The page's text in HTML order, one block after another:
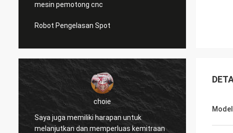
mesin pemotong cnc
Robot Pengelasan Spot
untuk
kemitraan
Daniel
Saya senang bekerja sama dengan Anda,
Anda membantu kami meningkatkan